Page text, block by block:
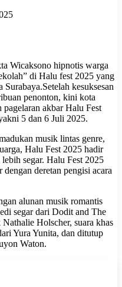
Wicaksono hipnotis warga
di Halu fest 2025 yang
kesuksesan
penonton, kini kota
akbar Halu Fest
5 dan 6 Juli 2025.
musik lintas genre,
Halu Fest 2025 hadir
segar. Halu Fest 2025
deretan pengisi acara
alunan musik romantis
segar dari Dodit and The
Holscher, suara khas
Yura Yunita, dan ditutup
Waton.